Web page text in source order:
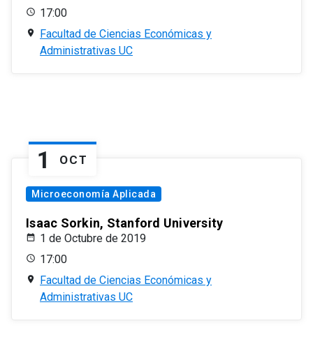
17:00
Facultad de Ciencias Económicas y
Administrativas UC
1 OCT
Microeconomía Aplicada
Isaac Sorkin, Stanford University
1 de Octubre de 2019
17:00
Facultad de Ciencias Económicas y
Administrativas UC